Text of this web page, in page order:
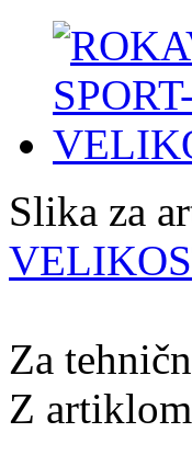
Slika za
Za
Z